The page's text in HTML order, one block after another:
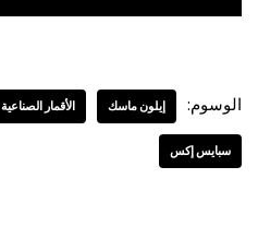
الوسوم: إيلون ماسك الأقمار الصناعية
سبايس إكس